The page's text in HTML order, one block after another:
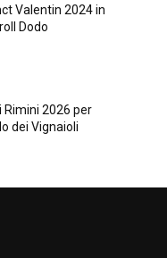
Valentin 2024 in
Dodo
Rimini 2026 per
dei Vignaioli